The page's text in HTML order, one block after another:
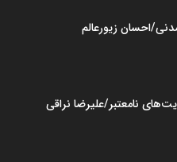
احسان زیورعالم
نامعتبر/علیرضا نراقی